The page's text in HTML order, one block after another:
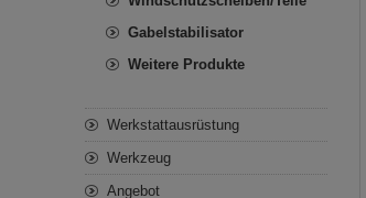
Gabelstabilisator
Weitere Produkte
Werkstattausrüstung
Werkzeug
Angebot